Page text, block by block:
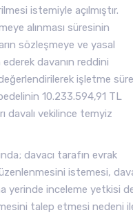
istemiyle açılmıştır.
alınması süresinin
sözleşmeye ve yasal
davanın reddini
işletme
10.233.594,91 TL
davalı vekilince temyiz
davacı tarafın evrak
istemesi,
yerinde inceleme yetkisi
talep etmesi nedeni